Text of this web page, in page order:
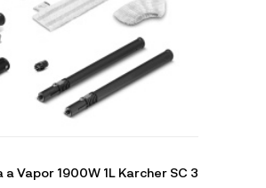
a Vapor 1900W 1L Karcher SC 3